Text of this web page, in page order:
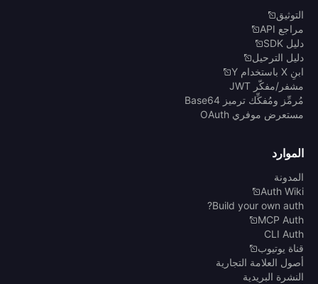
التوثيق
مراجع API
دليل SDK
دليل الترحيل
ابنِ X باستخدام Y
مشفر/مفكّر JWT
مُرمِّز ومُفكِّك ترميز Base64
مستعرض موفري OAuth
الموارد
المدونة
Auth Wiki
Build your own auth?
MCP Auth
CLI Auth
قناة يوتيوب
أصول العلامة التجارية
النشرة البريدية